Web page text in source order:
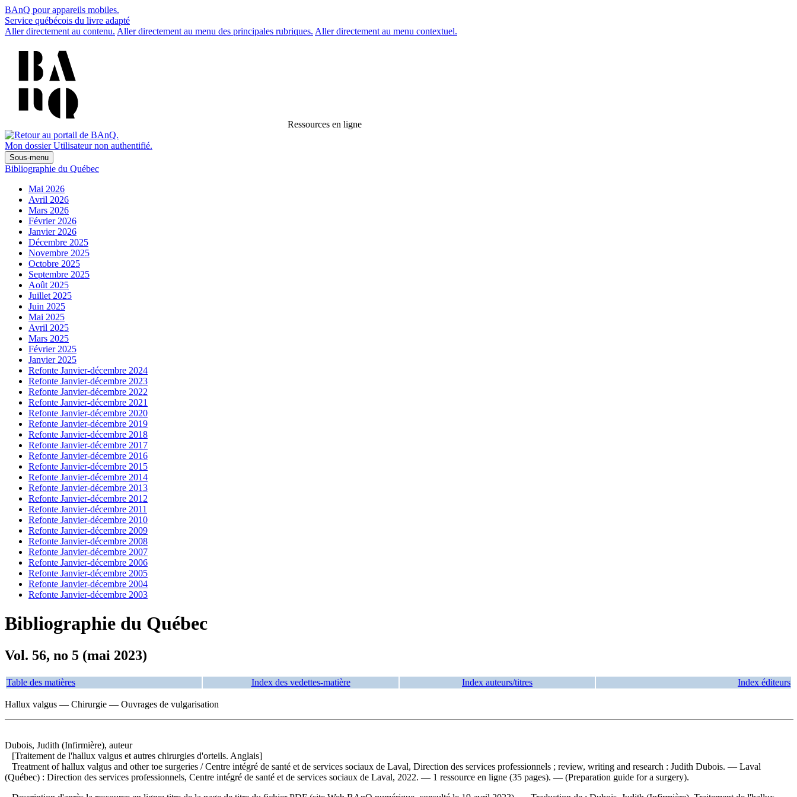
BAnQ pour appareils mobiles.
Service québécois du livre adapté
Aller directement au contenu. Aller directement au menu des principales rubriques. Aller directement au menu contextuel.
Ressources en ligne
Mon dossier Utilisateur non authentifié.
Sous-menu
Bibliographie du Québec
Mai 2026
Avril 2026
Mars 2026
Février 2026
Janvier 2026
Décembre 2025
Novembre 2025
Octobre 2025
Septembre 2025
Août 2025
Juillet 2025
Juin 2025
Mai 2025
Avril 2025
Mars 2025
Février 2025
Janvier 2025
Refonte Janvier-décembre 2024
Refonte Janvier-décembre 2023
Refonte Janvier-décembre 2022
Refonte Janvier-décembre 2021
Refonte Janvier-décembre 2020
Refonte Janvier-décembre 2019
Refonte Janvier-décembre 2018
Refonte Janvier-décembre 2017
Refonte Janvier-décembre 2016
Refonte Janvier-décembre 2015
Refonte Janvier-décembre 2014
Refonte Janvier-décembre 2013
Refonte Janvier-décembre 2012
Refonte Janvier-décembre 2011
Refonte Janvier-décembre 2010
Refonte Janvier-décembre 2009
Refonte Janvier-décembre 2008
Refonte Janvier-décembre 2007
Refonte Janvier-décembre 2006
Refonte Janvier-décembre 2005
Refonte Janvier-décembre 2004
Refonte Janvier-décembre 2003
Bibliographie du Québec
Vol. 56, no 5 (mai 2023)
Table des matières Index des vedettes-matière Index auteurs/titres Index éditeurs
Hallux valgus — Chirurgie — Ouvrages de vulgarisation
Dubois, Judith (Infirmière), auteur
[Traitement de l'hallux valgus et autres chirurgies d'orteils. Anglais]
Treatment of hallux valgus and other toe surgeries / Centre intégré de santé et de services sociaux de Laval, Direction des services professionnels ; review, writing and research : Judith Dubois. — Laval
(Québec) : Direction des services professionnels, Centre intégré de santé et de services sociaux de Laval, 2022. — 1 ressource en ligne (35 pages). — (Preparation guide for a surgery).